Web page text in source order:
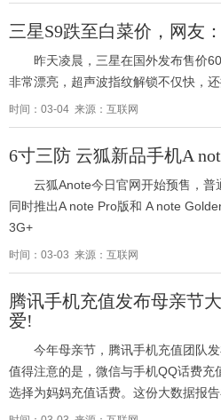
三星S9跌至白菜价，网友
昨天凌晨，三星在国外发布售价
非常漂亮，超声波指纹解锁不仅快，还
时间：03-04 来源：互联网
6寸三防 云狐新品手机A
云狐Anote今日官网开始预售，
同时推出A note Pro版和 A note
3G+
时间：03-03 来源：互联网
腾讯手机充值发布母亲节
爱!
今年母亲节，腾讯手机充值团队
值得注意的是，微信与手机QQ话费充
选择为妈妈充值话费。这份大数据报